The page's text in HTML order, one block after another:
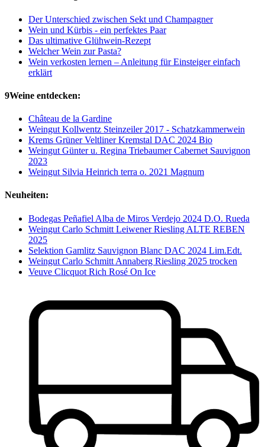
Der Unterschied zwischen Sekt und Champagner
Wein und Kürbis - ein perfektes Paar
Das ultimative Glühwein-Rezept
Welcher Wein zur Pasta?
Wein verkosten lernen – Anleitung für Einsteiger einfach
erklärt
9Weine entdecken:
Château de la Gardine
Weingut Kollwentz Steinzeiler 2017 - Schatzkammerwein
Krems Grüner Veltliner Kremstal DAC 2024 Bio
Weingut Günter u. Regina Triebaumer Cabernet Sauvignon
2023
Weingut Silvia Heinrich terra o. 2021 Magnum
Neuheiten:
Bodegas Peñafiel Alba de Miros Verdejo 2024 D.O. Rueda
Weingut Carlo Schmitt Leiwener Riesling ALTE REBEN
2025
Selektion Gamlitz Sauvignon Blanc DAC 2024 Lim.Edt.
Weingut Carlo Schmitt Annaberg Riesling 2025 trocken
Veuve Clicquot Rich Rosé On Ice